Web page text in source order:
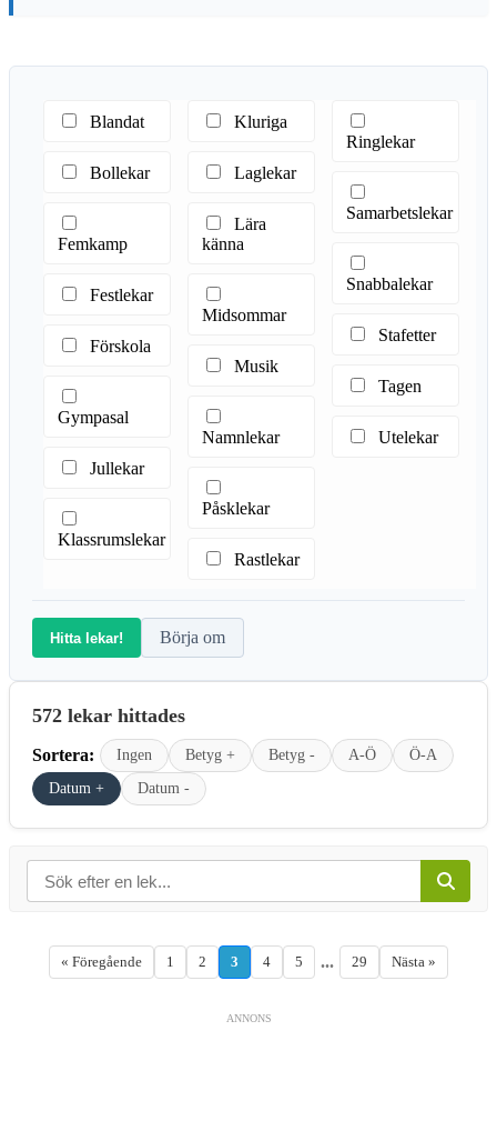
Blandat
Bollekar
Femkamp
Festlekar
Förskola
Gympasal
Jullekar
Klassrumslekar
Kluriga
Laglekar
Lära
känna
Midsommar
Musik
Namnlekar
Påsklekar
Rastlekar
Ringlekar
Samarbetslekar
Snabbalekar
Stafetter
Tagen
Utelekar
Hitta lekar! Börja om
572 lekar hittades
Sortera: Ingen Betyg + Betyg - A-Ö
Ö-A
Datum +
Datum -
« Föregående 1 2 3 4 5 ... 29 Nästa »
ANNONS